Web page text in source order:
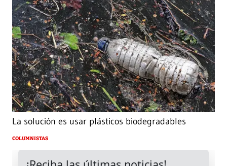
La solución es usar plásticos biodegradables
COLUMNISTAS